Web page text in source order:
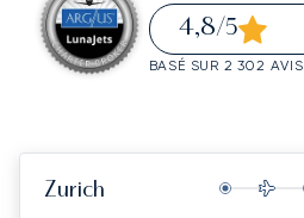
4,8/5
BASÉ SUR 2 302 AVIS
Zurich